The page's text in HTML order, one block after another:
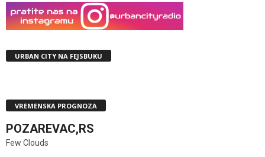
URBAN CITY NA FEJSBUKU
VREMENSKA PROGNOZA
POZAREVAC,RS
Few Clouds